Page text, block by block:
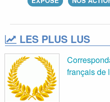
LES PLUS LUS
français de